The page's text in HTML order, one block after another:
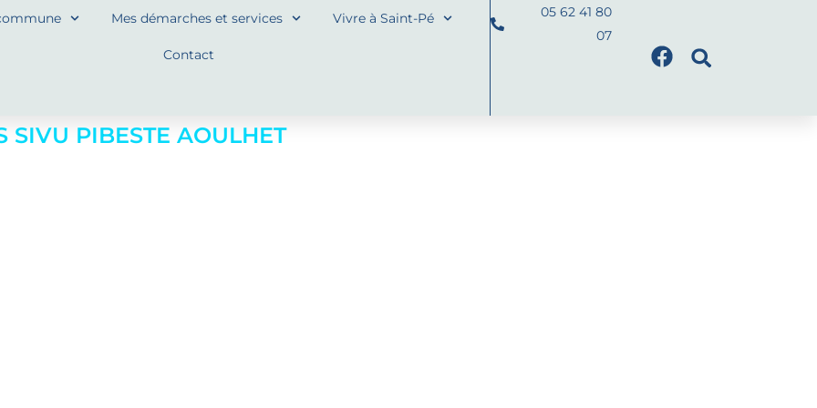
Mes démarches et services Vivre à Saint-Pé
Contact
05 62 41 80
07
SIVU PIBESTE AOULHET